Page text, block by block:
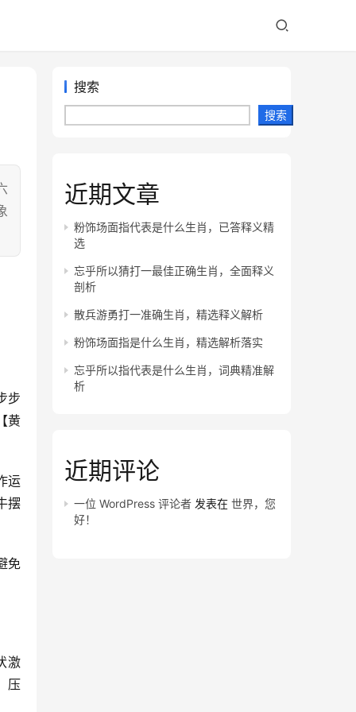
步
黄
运
摆
免
激
压
搜索
搜索
近期文章
粉饰场面指代表是什么生肖，已答释义精
选
忘乎所以猜打一最佳正确生肖，全面释义
剖析
散兵游勇打一准确生肖，精选释义解析
粉饰场面指是什么生肖，精选解析落实
忘乎所以指代表是什么生肖，词典精准解
析
近期评论
一位 WordPress 评论者 发表在 世界，您
好！